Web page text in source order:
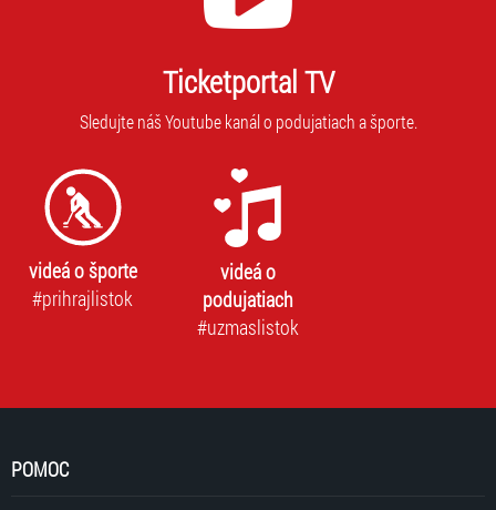
Ticketportal TV
Sledujte náš Youtube kanál o podujatiach a športe.
videá o športe
#prihrajlistok
videá o
podujatiach
#uzmaslistok
POMOC